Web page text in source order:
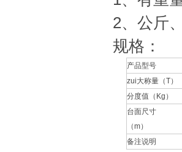
2、公斤
规格：
产品型号
zui大称量（T）
分度值（Kg）
台面尺寸
（m）
备注说明